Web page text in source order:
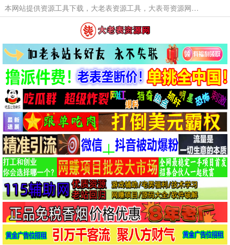
本网站提供资源工具下载，大老表资源工具，大表哥资源网软件工具，大老表资源下载，活动线报福利资源分享,活动线报，大型网游经典游戏，网络热门技术游戏辅助交流与分享。